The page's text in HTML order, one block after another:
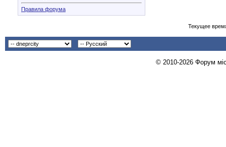
Правила форума
Текущее
© 2010-2026 Форум